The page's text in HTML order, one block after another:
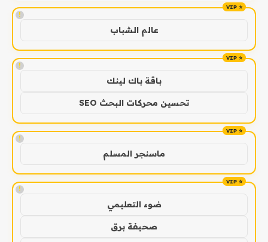
!
عالم الشباب
!
باقة باك لينك
تحسين محركات البحث SEO
!
ماسنجر المسلم
!
ضوء التعليمي
صحيفة برق